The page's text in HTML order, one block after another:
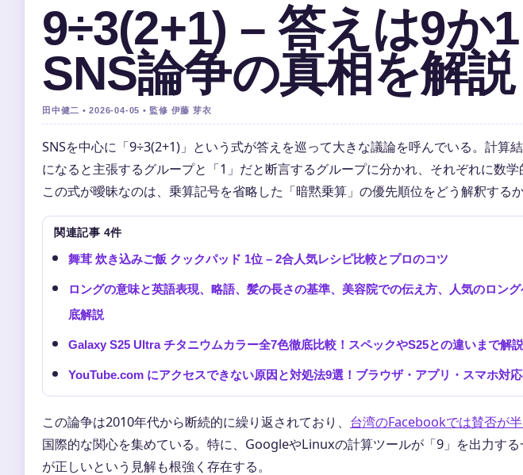
9÷3(2+1) – 答えは9か1
SNS論争の真相を解説
田中健二 • 2026-04-05 • 監修 伊藤 芽衣
SNSを中心に「9÷3(2+1)」という式が答えを巡って大きな議論を呼んでいる。計算結
になると主張するグループと「1」だと断言するグループに分かれ、それぞれに数学
この式が曖昧なのは、乗算記号を省略した「暗黙乗算」の優先順位をどう解釈する
関連記事 4件
舞茸 炊き込みご飯 クックパッド 1位 – 2合人気レシピ比較とプロのコツ
ロングの意味と英語表現、略語、髪の長さの基準、美容院での伝え方、人気のロン
底解説
Galaxy S25 Ultra チタニウムカラー全7色徹底比較！スペックやS25との違いまで解説
YouTube.com にアクセスできない原因と対処法9選！ブラウザ・アプリ・スマホ対
この論争は2010年代から断続的に繰り返されており、 台湾のFacebookでは賛否が
国際的な関心を集めている。特に、GoogleやLinuxの計算ツールが「9」を出力する
が正しいという見解も根強く存在する。